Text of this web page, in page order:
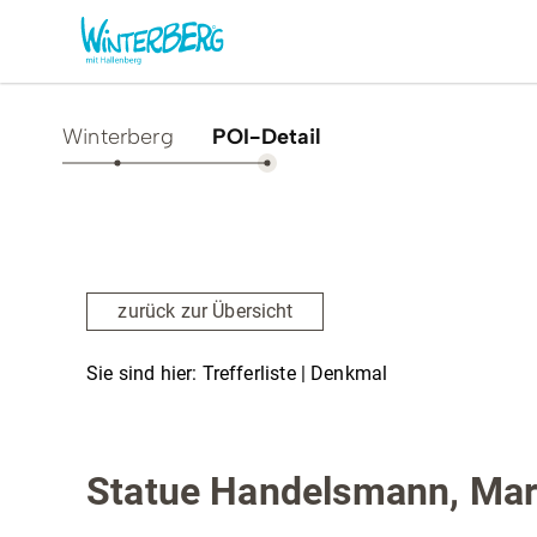
Winter
Freizeithighlights
Gruppenerlebnisse &
Winterberg POI-Detail
zurück zur Übersicht
Sie sind hier: Trefferliste | Denkmal
Statue Handelsmann,